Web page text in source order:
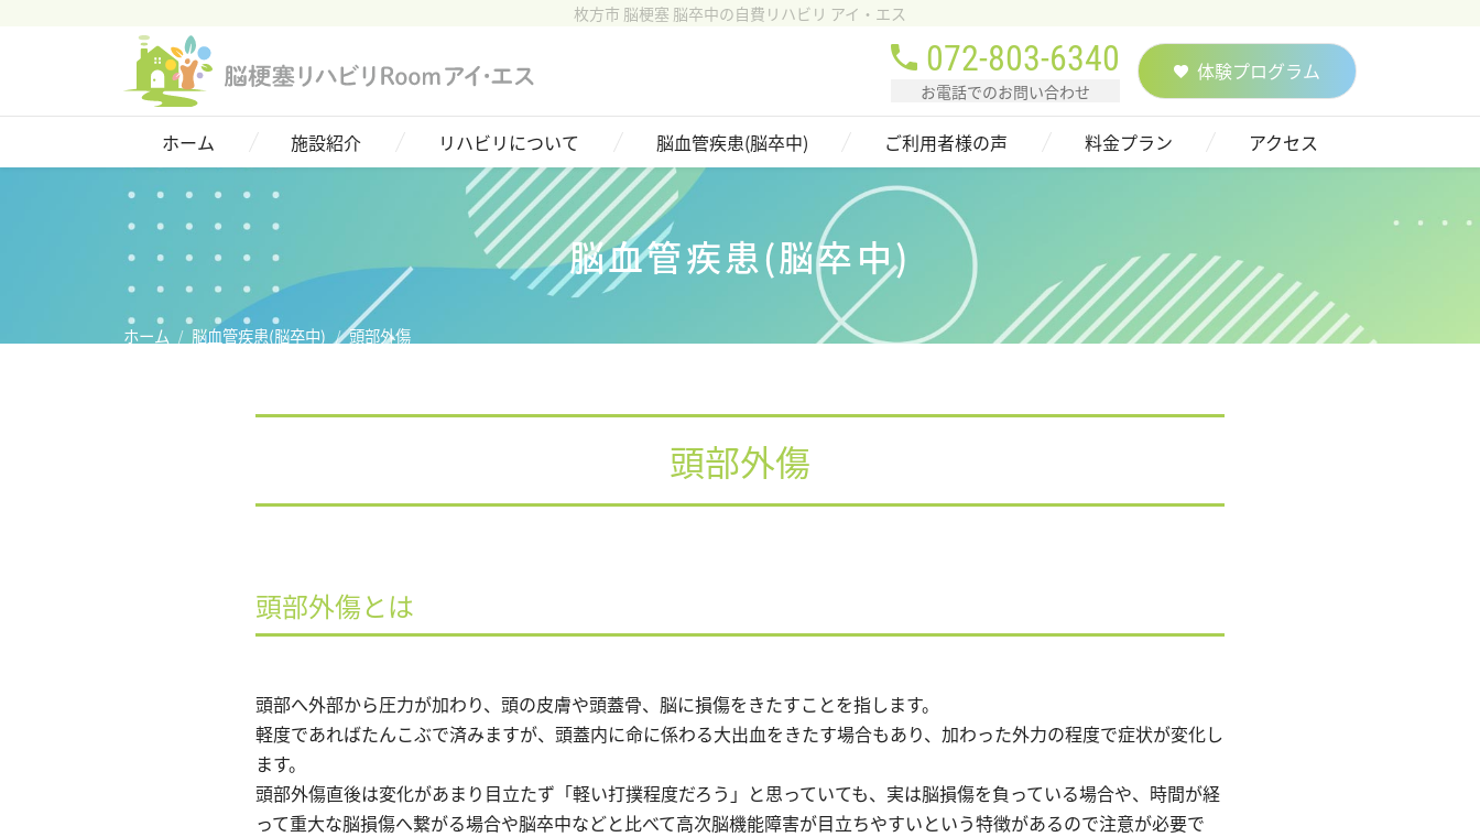
施設紹介
リハビリについて
ご利用者様の声
料金プラン
枚方市 脳梗塞 脳卒中の自費リハビリ アイ・エス
072-803-6340
お電話でのお問い合わせ
体験プログラム
ホーム 施設紹介 リハビリについて 脳血管疾患(脳卒中) ご利用者様の声 料金プラン アクセス
脳血管疾患(脳卒中)
ホーム 脳血管疾患(脳卒中) 頭部外傷
頭部外傷
頭部外傷とは
頭部へ外部から圧力が加わり、頭の皮膚や頭蓋骨、脳に損傷をきたすことを指します。
軽度であればたんこぶで済みますが、頭蓋内に命に係わる大出血をきたす場合もあり、加わった外力の程度で症状が変化し
ます。
頭部外傷直後は変化があまり目立たず「軽い打撲程度だろう」と思っていても、実は脳損傷を負っている場合や、時間が経
って重大な脳損傷へ繋がる場合や脳卒中などと比べて高次脳機能障害が目立ちやすいという特徴があるので注意が必要で